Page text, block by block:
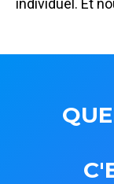
individuel. Et